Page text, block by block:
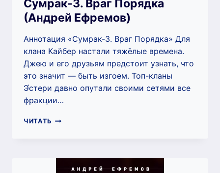
Сумрак-3. Враг Порядка
(Андрей Ефремов)
Аннотация «Сумрак-3. Враг Порядка» Для
клана Кайбер настали тяжёлые времена.
Джею и его друзьям предстоит узнать, что
это значит — быть изгоем. Топ-кланы
Э́стери давно опутали своими сетями все
фракции…
ЧИТАТЬ СУМРАК-3.
ЕФРЕМОВ)